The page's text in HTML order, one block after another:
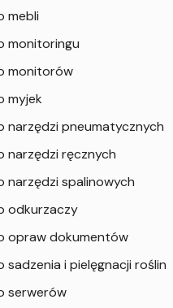
mebli
monitoringu
monitorów
myjek
narzędzi pneumatycznych
narzędzi ręcznych
narzędzi spalinowych
odkurzaczy
opraw dokumentów
sadzenia i pielęgnacji roślin
serwerów